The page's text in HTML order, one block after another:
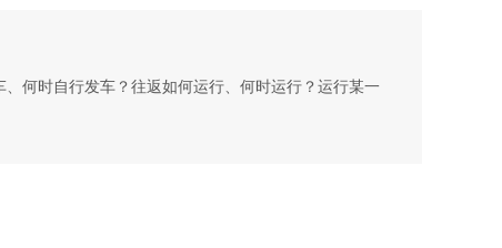
何时自行发车？往返如何运行、何时运行？运行某一